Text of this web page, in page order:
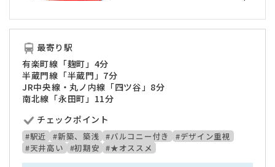
最寄り駅
有楽町線「麹町」4分
半蔵門線「半蔵門」7分
JR中央線・丸ノ内線「四ツ谷」8分
南北線「永田町」11分
チェックポイント
#駅近 #新築、築浅 #バルコニー付き
#デザイン重視
#天井高い
#初期安 #★オススメ